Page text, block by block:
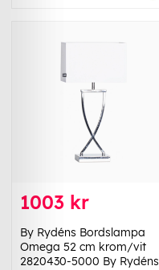
1003 kr
By Rydéns Bordslampa
Omega 52 cm krom/vit
2820430-5000 By Rydéns